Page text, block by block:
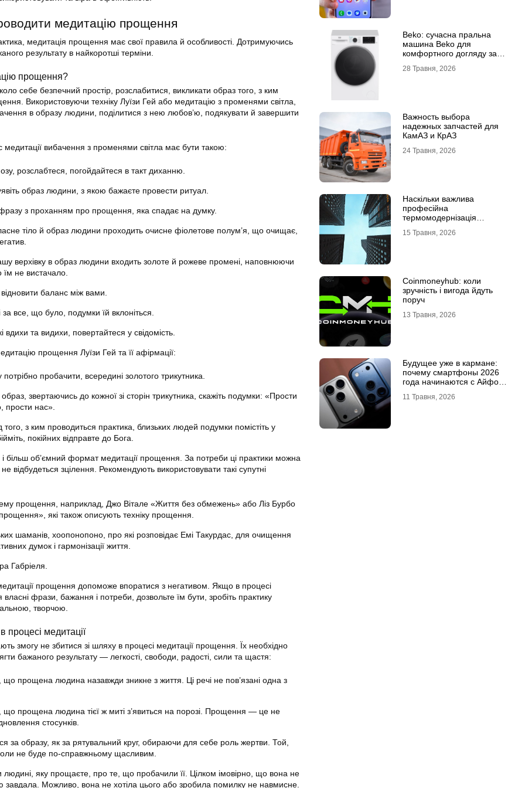
медитацію прощення
медитація прощення має свої правила й особливості. Дотримуючись
результату в найкоротші терміни.
прощення?
себе безпечний простір, розслабитися, викликати образ того, з ким
Використовуючи техніку Луїзи Гей або медитацію з променями світла,
в образу людини, поділитися з нею любов’ю, подякувати й завершити
медитації вибачення з променями світла має бути такою:
розслабтеся, погойдайтеся в такт диханню.
образ людини, з якою бажаєте провести ритуал.
з проханням про прощення, яка спадає на думку.
тіло й образ людини проходить очисне фіолетове полум’я, що очищає,
верхівку в образ людини входить золоте й рожеве промені, наповнюючи
їм не вистачало.
баланс між вами.
все, що було, подумки їй вклоніться.
вдихи та видихи, повертайтеся у свідомість.
прощення Луїзи Гей та її афірмації:
пробачити, всередині золотого трикутника.
звертаючись до кожної зі сторін трикутника, скажіть подумки: «Прости
прости нас».
того, з ким проводиться практика, близьких людей подумки помістіть у
покійних відправте до Бога.
більш об’ємний формат медитації прощення. За потреби ці практики можна
відбудеться зцілення. Рекомендують використовувати такі супутні
прощення, наприклад, Джо Вітале «Життя без обмежень» або Ліз Бурбо
які також описують техніку прощення.
шаманів, хоопонопоно, про які розповідає Емі Такурдас, для очищення
думок і гармонізації життя.
Габріеля.
прощення допоможе впоратися з негативом. Якщо в процесі
фрази, бажання і потреби, дозвольте їм бути, зробіть практику
творчою.
медитації
змогу не збитися зі шляху в процесі медитації прощення. Їх необхідно
бажаного результату — легкості, свободи, радості, сили та щастя:
прощена людина назавжди зникне з життя. Ці речі не пов’язані одна з
прощена людина тієї ж миті з’явиться на порозі. Прощення — це не
стосунків.
за образу, як за рятувальний круг, обираючи для себе роль жертви. Той,
не буде по-справжньому щасливим.
людині, яку прощаєте, про те, що пробачили її. Цілком імовірно, що вона не
завдала. Можливо, вона не хотіла цього або зробила помилку не навмисне.
Beko: сучасна пральна
машина Beko для
комфортного догляду за
28 Травня, 2026
Важность выбора
надежных запчастей для
КамАЗ и КрАЗ
24 Травня, 2026
Наскільки важлива
професійна
термомодернізація
15 Травня, 2026
Coinmoneyhub: коли
зручність і вигода йдуть
поруч
13 Травня, 2026
Будущее уже в кармане:
почему смартфоны 2026
года начинаются с Айфон
11 Травня, 2026